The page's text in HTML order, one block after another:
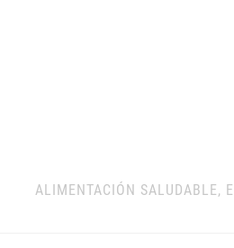
ALIMENTACIÓN SALUDABLE,